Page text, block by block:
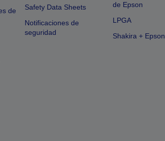
de
Safety Data Sheets
Notificaciones de
seguridad
de Epson
LPGA
Shakira + Epson